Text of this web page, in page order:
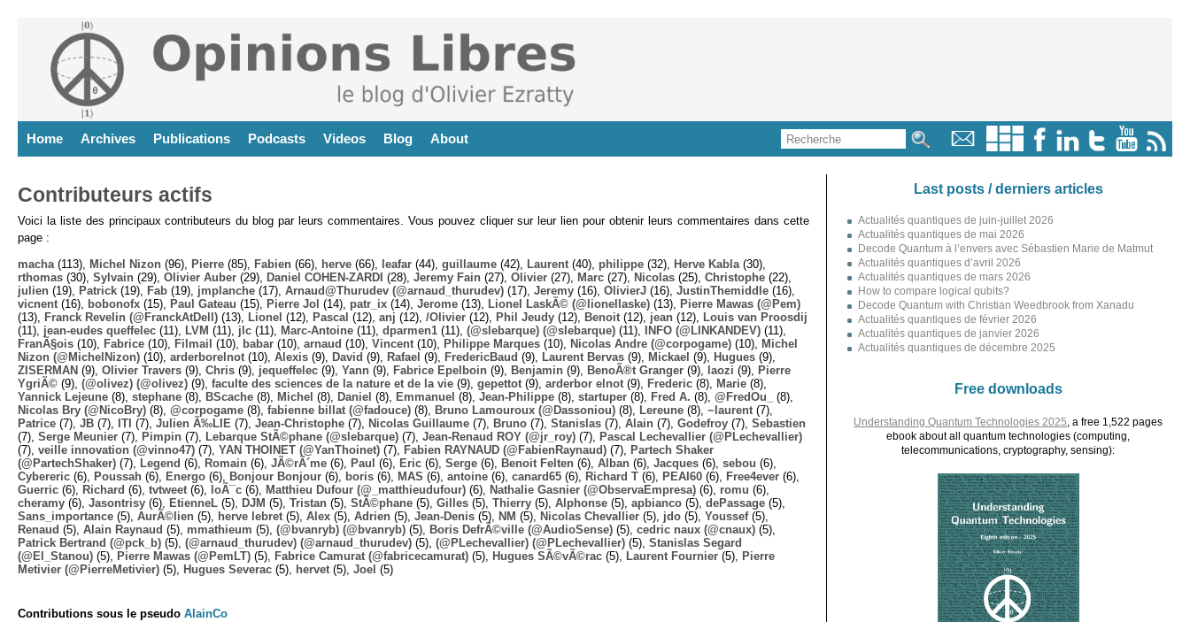
Home Archives Publications Podcasts Videos Blog About
Contributeurs actifs
Voici la liste des principaux contributeurs du blog par leurs commentaires. Vous pouvez cliquer sur leur lien pour obtenir leurs commentaires dans cette
page :
macha (113), Michel Nizon (96), Pierre (85), Fabien (66), herve (66), leafar (44), guillaume (42), Laurent (40), philippe (32), Herve Kabla (30),
rthomas (30), Sylvain (29), Olivier Auber (29), Daniel COHEN-ZARDI (28), Jeremy Fain (27), Olivier (27), Marc (27), Nicolas (25), Christophe (22),
julien (19), Patrick (19), Fab (19), jmplanche (17), Arnaud@Thurudev (@arnaud_thurudev) (17), Jeremy (16), OlivierJ (16), JustinThemiddle (16),
vicnent (16), bobonofx (15), Paul Gateau (15), Pierre Jol (14), patr_ix (14), Jerome (13), Lionel LaskÃ© (@lionellaske) (13),
Pierre Mawas (@Pem)
(13),
Franck Revelin (@FranckAtDell) (13), Lionel (12), Pascal (12), anj (12), /Olivier (12), Phil Jeudy (12), Benoit (12), jean (12),
Louis van Proosdij
(11), jean-eudes queffelec (11), LVM (11), jlc (11), Marc-Antoine (11), dparmen1 (11), (@slebarque) (@slebarque) (11), INFO (@LINKANDEV) (11),
FranÃ§ois (10), Fabrice (10), Filmail (10), babar (10), arnaud (10), Vincent (10), Philippe Marques (10), Nicolas Andre (@corpogame) (10),
Michel
Nizon (@MichelNizon) (10), arderborelnot (10), Alexis (9), David (9), Rafael (9), FredericBaud (9), Laurent Bervas (9), Mickael (9), Hugues (9),
ZISERMAN (9), Olivier Travers (9), Chris (9), jequeffelec (9), Yann (9), Fabrice Epelboin (9), Benjamin (9), BenoÃ®t Granger (9), laozi (9),
Pierre
YgriÃ© (9), (@olivez) (@olivez) (9), faculte des sciences de la nature et de la vie (9), gepettot (9), arderbor elnot (9), Frederic (8), Marie (8),
Yannick Lejeune (8), stephane (8), BScache (8), Michel (8), Daniel (8), Emmanuel (8), Jean-Philippe (8), startuper (8), Fred A. (8), @FredOu_
(8),
Nicolas Bry (@NicoBry) (8), @corpogame (8), fabienne billat (@fadouce) (8), Bruno Lamouroux (@Dassoniou) (8), Lereune (8), ~laurent (7),
Patrice (7), JB (7), ITI (7), Julien Ã‰LIE (7), Jean-Christophe (7), Nicolas Guillaume (7), Bruno (7), Stanislas (7), Alain (7), Godefroy (7), Sebastien
(7), Serge Meunier (7), Pimpin (7), Lebarque StÃ©phane (@slebarque) (7), Jean-Renaud ROY (@jr_roy) (7),
Pascal Lechevallier (@PLechevallier)
(7), veille innovation (@vinno47) (7), YAN THOINET (@YanThoinet) (7), Fabien RAYNAUD (@FabienRaynaud) (7),
Partech Shaker
(@PartechShaker) (7), Legend (6), Romain (6), JÃ©rÃ´me (6), Paul (6), Eric (6), Serge (6), Benoit Felten (6), Alban (6), Jacques (6), sebou (6),
Cybereric (6), Poussah (6), Energo (6), Bonjour Bonjour (6), boris (6), MAS (6), antoine (6), canard65 (6), Richard T (6), PEAI60 (6), Free4ever (6),
Guerric (6), Richard (6), tvtweet (6), loÃ¯c (6), Matthieu Dufour (@_matthieudufour) (6), Nathalie Gasnier (@ObservaEmpresa) (6), romu (6),
cheramy (6), Jasontrisy (6), EtienneL (5), DJM (5), Tristan (5), StÃ©phane (5), Gilles (5), Thierry (5), Alphonse (5), apbianco (5), dePassage (5),
Sans_importance (5), AurÃ©lien (5), herve lebret (5), Alex (5), Adrien (5), Jean-Denis (5), NM (5), Nicolas Chevallier (5), jdo (5), Youssef(5),
Renaud (5), Alain Raynaud (5), mmathieum (5), (@bvanryb) (@bvanryb) (5), Boris DefrÃ©ville (@AudioSense) (5), cedric naux (@cnaux) (5),
Patrick Bertrand (@pck_b) (5), (@arnaud_thurudev) (@arnaud_thurudev) (5), (@PLechevallier) (@PLechevallier) (5), Stanislas Segard
(@El_Stanou) (5), Pierre Mawas (@PemLT) (5), Fabrice Camurat (@fabricecamurat) (5), Hugues SÃ©vÃ©rac (5), Laurent Fournier (5),
Pierre
Metivier (@PierreMetivier) (5), Hugues Severac (5), hervet (5), Joel (5)
Contributions sous le pseudo AlainCo
Last posts / derniers articles
Actualités quantiques de juin-juillet 2026
Actualités quantiques de mai 2026
Decode Quantum à l’envers avec Sébastien Marie de Matmut
Actualités quantiques d’avril 2026
Actualités quantiques de mars 2026
How to compare logical qubits?
Decode Quantum with Christian Weedbrook from Xanadu
Actualités quantiques de février 2026
Actualités quantiques de janvier 2026
Actualités quantiques de décembre 2025
Free downloads
Understanding Quantum Technologies 2025 , a free 1,522 pages
ebook about all quantum technologies (computing,
telecommunications, cryptography, sensing):